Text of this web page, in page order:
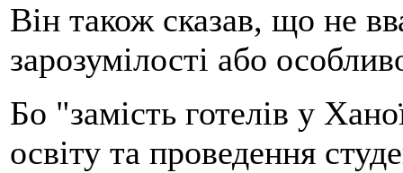
Він також сказав, що не
зарозумілості або
Бо "замість готелів у
освіту та проведення